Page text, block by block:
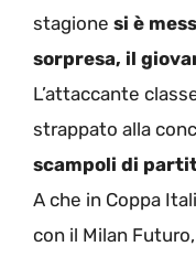
stagione si è
sorpresa, il
L’attaccante
strappato alla
scampoli di
A che in Coppa
con il Milan